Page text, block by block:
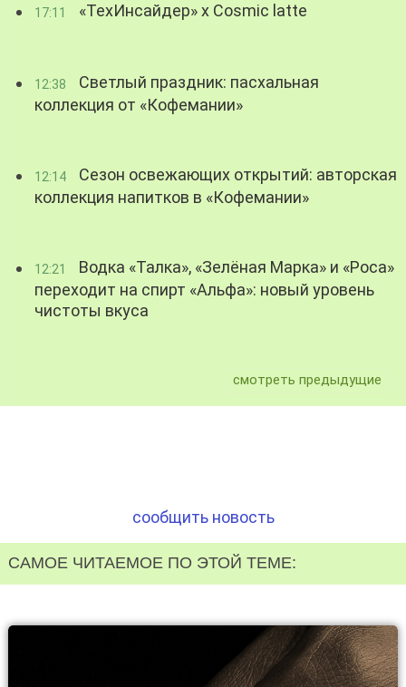
17:11 «ТехИнсайдер» х Cosmic latte
12:38
Светлый праздник: пасхальная
коллекция от «Кофемании»
12:14
Сезон освежающих открытий: авторская
коллекция напитков в «Кофемании»
12:21
Водка «Талка», «Зелёная Марка» и «Роса»
переходит на спирт «Альфа»: новый уровень
чистоты вкуса
смотреть предыдущие
сообщить новость
САМОЕ ЧИТАЕМОЕ ПО ЭТОЙ ТЕМЕ: